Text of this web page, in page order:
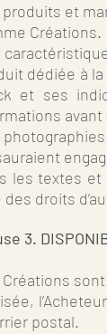
produits et
Créations.
dédiée à
et ses
les textes
des droits
3.
Créations
postal.